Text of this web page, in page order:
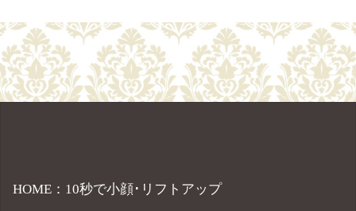
HOME：10秒で小顔･リフトアップ